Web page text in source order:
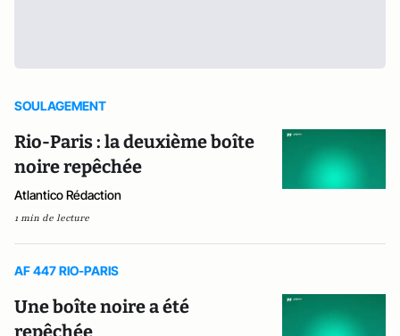
SOULAGEMENT
Rio-Paris : la deuxième boîte
noire repêchée
Atlantico Rédaction
1 min de lecture
AF 447 RIO-PARIS
Une boîte noire a été